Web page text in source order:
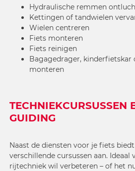
Hydraulische remmen
Kettingen of tandwielen
Wielen centreren
Fiets monteren
Fiets reinigen
Bagagedrager,
monteren
TECHNIEKCURSUSSEN
GUIDING
Naast de diensten voor je fiets
verschillende cursussen aan. Ideaal
rijtechniek wil verbeteren – of het